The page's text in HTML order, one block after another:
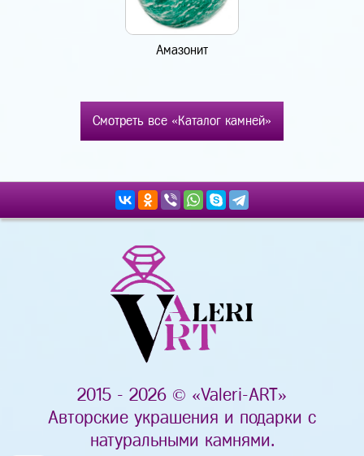
Амазонит
Смотреть все «Каталог камней»
2015 - 2026 © «Valeri-ART»
Авторские украшения и подарки с
натуральными камнями.